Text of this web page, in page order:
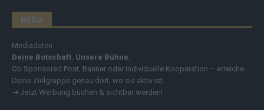
MEDIA
Mediadaten
Deine Botschaft. Unsere Bühne.
Ob Sponsored Post, Banner oder individuelle Kooperation – erreiche
Deine Zielgruppe genau dort, wo sie aktiv ist.
➔ Jetzt Werbung buchen & sichtbar werden!